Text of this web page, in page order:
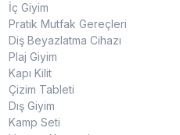
İç Giyim
Pratik Mutfak Gereçleri
Diş Beyazlatma Cihazı
Plaj Giyim
Kapı Kilit
Çizim Tableti
Dış Giyim
Kamp Seti